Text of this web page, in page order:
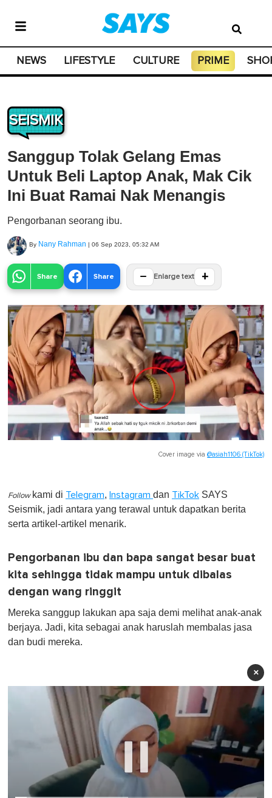
NEWS LIFESTYLE CULTURE PRIME
SEISMIK
Sanggup Tolak Gelang Emas
Untuk Beli Laptop Anak, Mak Cik
Ini Buat Ramai Nak Menangis
Pengorbanan seorang ibu.
By Nany Rahman | 06 Sep 2023, 05:32 AM
Share Share − Enlarge text +
Cover image via @asiah1106 (TikTok)
Follow kami di Telegram, Instagram dan TikTok SAYS
Seismik, jadi antara yang terawal untuk dapatkan berita
serta artikel-artikel menarik.
Pengorbanan ibu dan bapa sangat besar buat
kita sehingga tidak mampu untuk dibalas
dengan wang ringgit
Mereka sanggup lakukan apa saja demi melihat anak-anak
berjaya. Jadi, kita sebagai anak haruslah membalas jasa
dan budi mereka.
×